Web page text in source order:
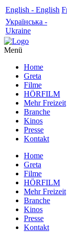
English - English
Українська -
Ukraine
Menü
Home
Greta
Filme
HÖRFILM
Mehr Freizeit
Branche
Kinos
Presse
Kontakt
Home
Greta
Filme
HÖRFILM
Mehr Freizeit
Branche
Kinos
Presse
Kontakt